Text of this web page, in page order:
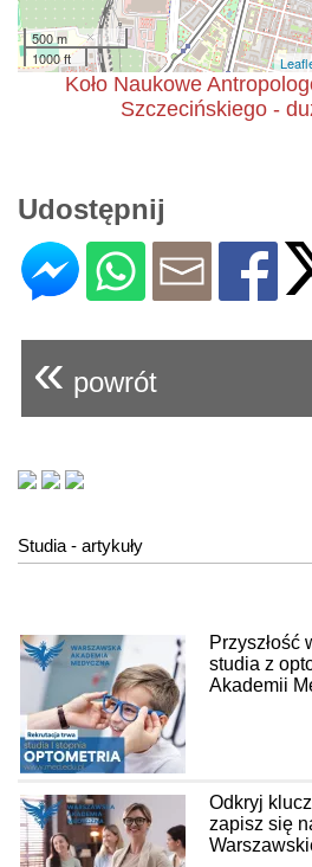
500 m
1000 ft
Koło Naukowe
Szczecińskiego -
Udostępnij
« powrót
Studia - artykuły
Przyszłość
studia z
Akademii
Odkryj
zapisz się